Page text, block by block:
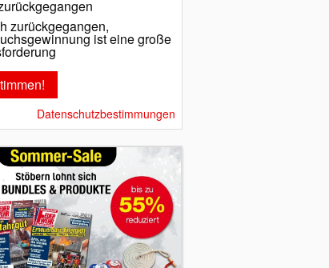
zurückgegangen,
ist eine große
Datenschutzbestimmungen